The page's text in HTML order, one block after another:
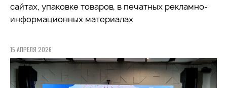
сайтах, упаковке товаров, в печатных рекламно-
информационных материалах
15 АПРЕЛЯ 2026